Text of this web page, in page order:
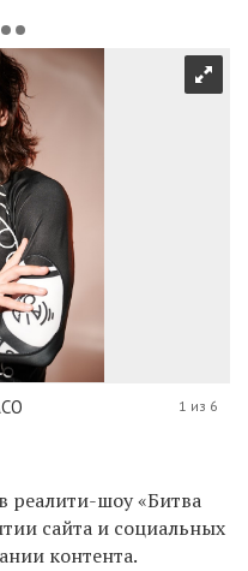
1 из 6
реалити-шоу «Битва
сайта и социальных
контента.